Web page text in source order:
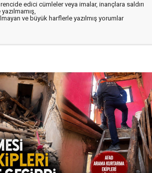
edici cümleler veya imalar, inançlara saldırı
ve büyük harflerle yazılmış yorumlar